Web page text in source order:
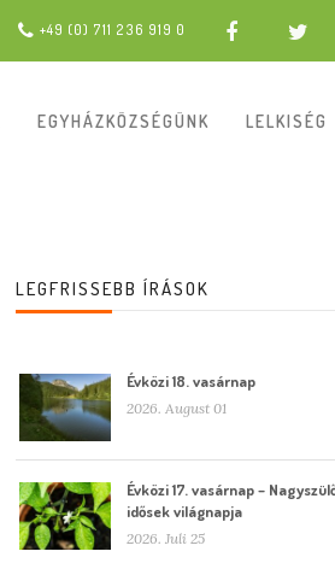
+49 (0) 711 236 919 0
EGYHÁZKÖZSÉGÜNK LELKISÉG
LEGFRISSEBB ÍRÁSOK
Évközi 18. vasárnap
2026. August 01
Évközi 17. vasárnap –
idősek világnapja
2026. Juli 25